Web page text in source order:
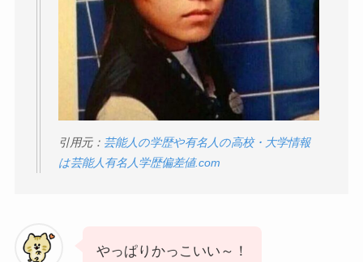
引用元： 芸能人の学歴や有名人の高校・大学情報
は芸能人有名人学歴偏差値.com
やっぱりかっこいい～！